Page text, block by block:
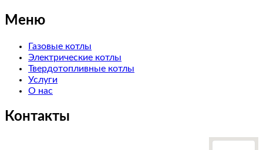
Меню
Газовые котлы
Электрические котлы
Твердотопливные котлы
Услуги
О нас
Контакты